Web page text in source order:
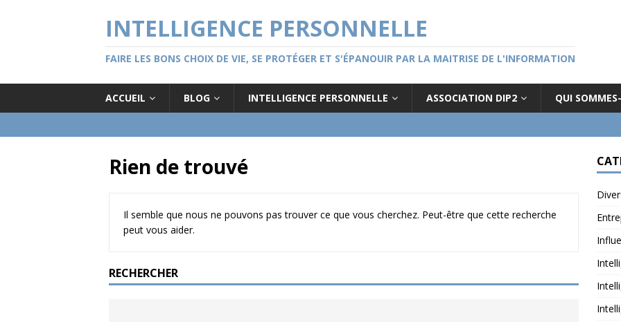
INTELLIGENCE PERSONNELLE
FAIRE LES BONS CHOIX DE VIE, SE PROTÉGER ET S'ÉPANOUIR PAR LA MAITRISE DE L'INFORMATION
ACCUEIL BLOG INTELLIGENCE PERSONNELLE ASSOCIATION DIP2 QUI
Rien de trouvé
Il semble que nous ne pouvons pas trouver ce que vous cherchez. Peut-être que cette recherche
peut vous aider.
RECHERCHER